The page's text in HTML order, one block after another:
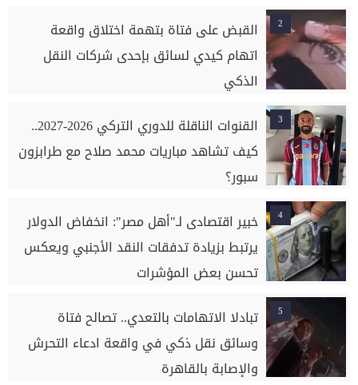
2
القبض على فتاة بتهمة اختلاق واقعة
اتهام كيدي لسائق بإحدى شركات النقل
الذكي
3
القنوات الناقلة للدوري التركي 2026-2027..
كيف تشاهد مباريات محمد صلاح مع طرابزون
سبور؟
4
خبير اقتصادى لـ"أهل مصر": انخفاض الدولار
يرتبط بزيادة تدفقات النقد الأجنبي ويعكس
تحسن بعض المؤشرات
5
تبادلا الاتهامات بالتعدي.. تصالح فتاة
وسائق نقل ذكي في واقعة ادعاء التحرش
والإصابة بالقاهرة